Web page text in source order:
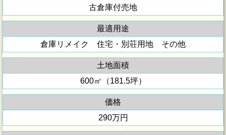
古倉庫付売地
最適用途
倉庫リメイク 住宅・別荘用地 その他
土地面積
600㎡（181.5坪）
価格
290万円